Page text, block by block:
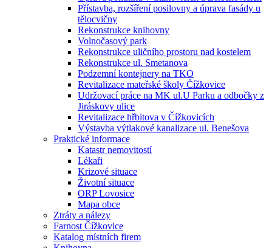
Přístavba, rozšíření posilovny a úprava fasády u
tělocvičny
Rekonstrukce knihovny
Volnočasový park
Rekonstrukce uličního prostoru nad kostelem
Rekonstrukce ul. Smetanova
Podzemní kontejnery na TKO
Revitalizace mateřské školy Čížkovice
Udržovací práce na MK ul.U Parku a odbočky z
Jiráskovy ulice
Revitalizace hřbitova v Čížkovicích
Výstavba výtlakové kanalizace ul. Benešova
Praktické informace
Katastr nemovitostí
Lékaři
Krizové situace
Životní situace
ORP Lovosice
Mapa obce
Ztráty a nálezy
Farnost Čížkovice
Katalog místních firem